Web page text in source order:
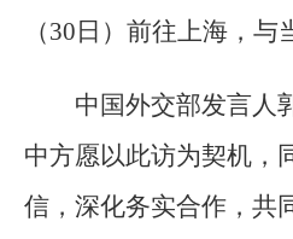
（30日）前往上海，与
中国外交部发言人
中方愿以此访为契机，
信，深化务实合作，共